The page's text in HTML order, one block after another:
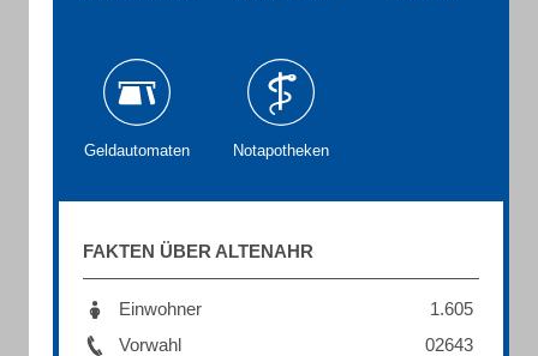
Geldautomaten Notapotheken
FAKTEN ÜBER ALTENAHR
Einwohner
1.605
Vorwahl
02643